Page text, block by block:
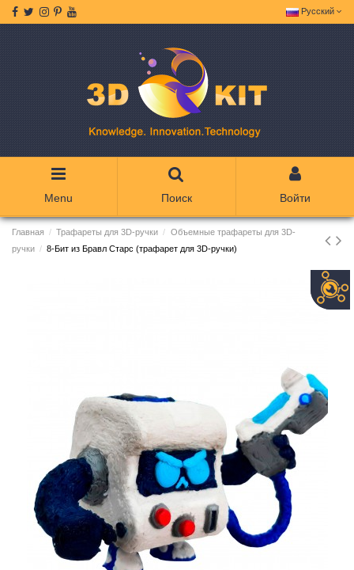
Русский
Menu Поиск Войти
Главная Трафареты для 3D-ручки
Объемные трафареты для 3D-
ручки
8-Бит из Бравл Старс (трафарет для 3D-ручки)